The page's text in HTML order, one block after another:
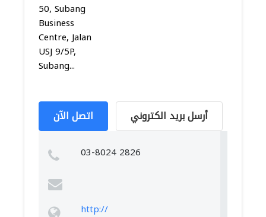
50, Subang
Business
Centre, Jalan
USJ 9/5P,
Subang...
اتصل الآن أرسل بريد الكتروني
03-8024 2826
http://